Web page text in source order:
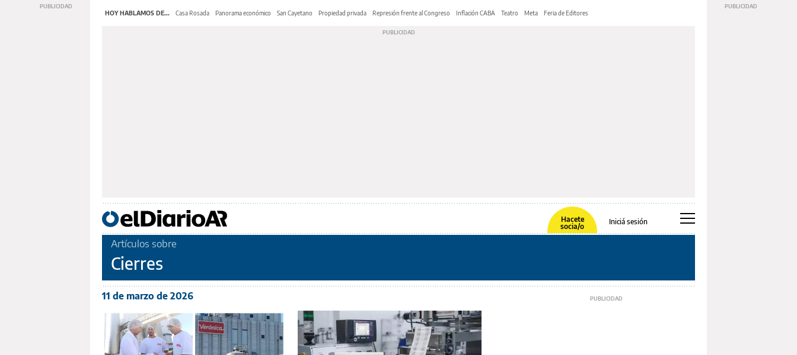
HOY HABLAMOS DE... Casa Rosada Panorama económico San Cayetano Propiedad privada Represión frente al Congreso Inflación CABA Teatro Meta Feria de Editores
Hacete
socia/o
Iniciá sesión
Artículos sobre
Cierres
11 de marzo de 2026